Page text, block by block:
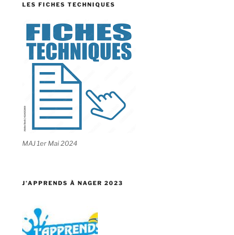
LES FICHES TECHNIQUES
MAJ 1er Mai 2024
J’APPRENDS À NAGER 2023